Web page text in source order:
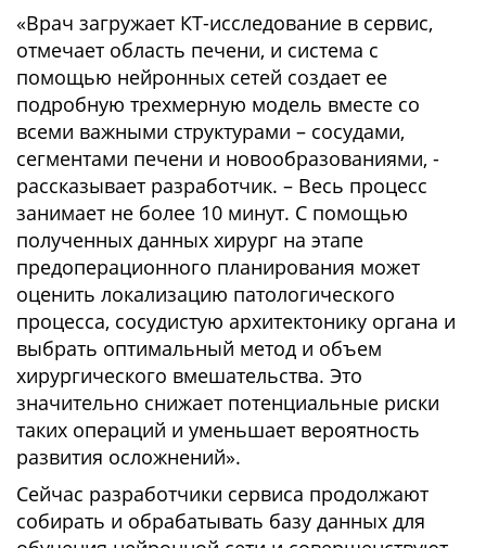
«Врач загружает КТ-исследование в сервис,
отмечает область печени, и система с
помощью нейронных сетей создает ее
подробную трехмерную модель вместе со
всеми важными структурами – сосудами,
сегментами печени и новообразованиями, -
рассказывает разработчик. – Весь процесс
занимает не более 10 минут. С помощью
полученных данных хирург на этапе
предоперационного планирования может
оценить локализацию патологического
процесса, сосудистую архитектонику органа и
выбрать оптимальный метод и объем
хирургического вмешательства. Это
значительно снижает потенциальные риски
таких операций и уменьшает вероятность
развития осложнений».
Сейчас разработчики сервиса продолжают
собирать и обрабатывать базу данных для